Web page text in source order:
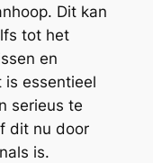
Dit kan
tot het
en
is essentieel
serieus te
dit nu door
is.